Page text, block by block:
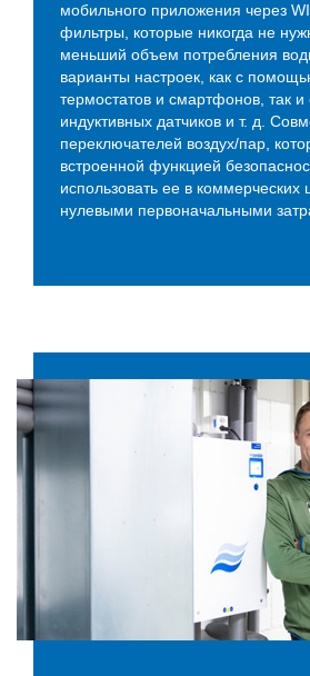
мобильного приложения через
фильтры, которые никогда не
меньший объем потребления
варианты настроек, как с
термостатов и смартфонов, так
индуктивных датчиков и т. д.
переключателей воздух/пар,
встроенной функцией
использовать ее в коммерческих
нулевыми первоначальными